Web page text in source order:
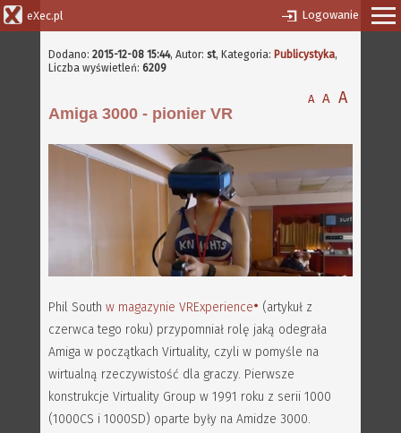
eXec.pl Logowanie
Dodano: 2015-12-08 15:44, Autor: st, Kategoria: Publicystyka,
Liczba wyświetleń: 6209
A A A
Amiga 3000 - pionier VR
Phil South w magazynie VRExperience
(artykuł z
czerwca tego roku) przypomniał rolę jaką odegrała
Amiga w początkach Virtuality, czyli w pomyśle na
wirtualną rzeczywistość dla graczy. Pierwsze
konstrukcje Virtuality Group w 1991 roku z serii 1000
(1000CS i 1000SD) oparte były na Amidze 3000.